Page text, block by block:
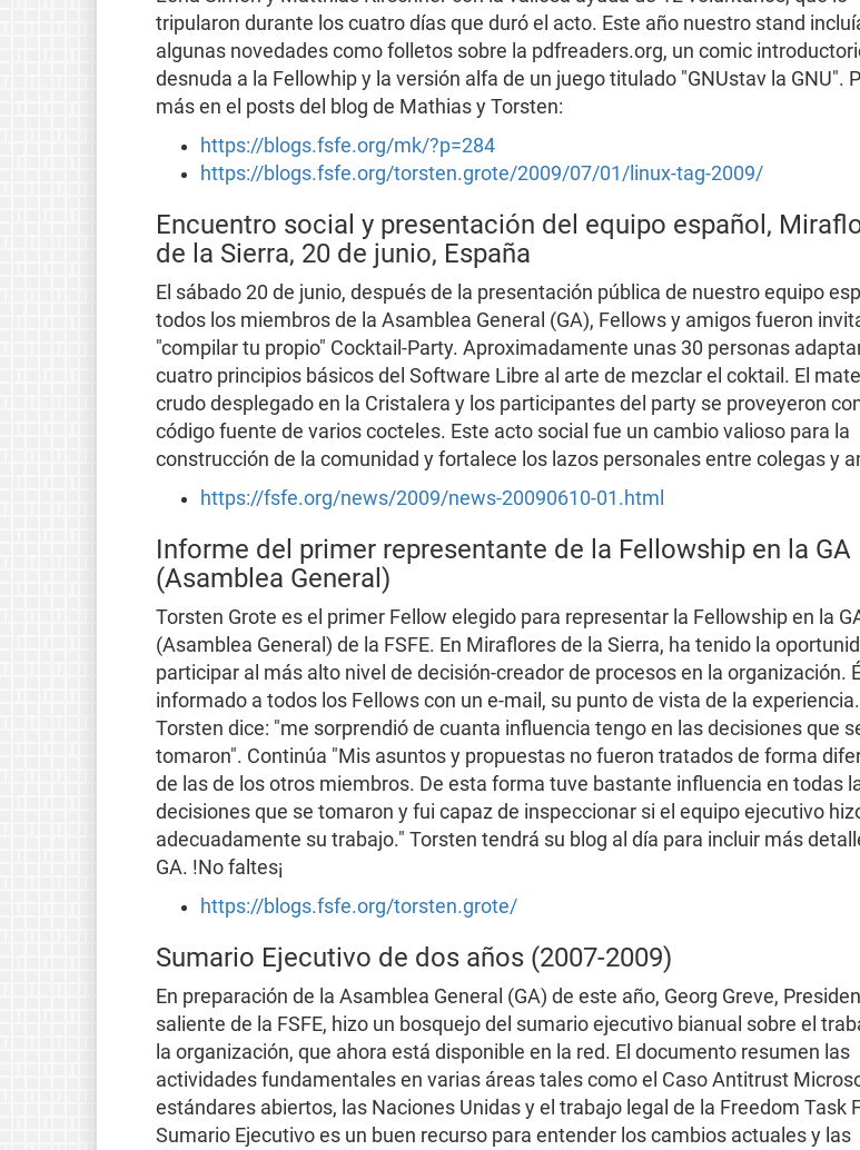
tripularon durante los cuatro días que duró el acto. Este año nuestro stand
algunas novedades como folletos sobre la pdfreaders.org, un comic
desnuda a la Fellowhip y la versión alfa de un juego titulado "GNUstav la GNU".
más en el posts del blog de Mathias y Torsten:
https://blogs.fsfe.org/mk/?p=284
https://blogs.fsfe.org/torsten.grote/2009/07/01/linux-tag-2009/
Encuentro social y presentación del equipo español,
de la Sierra, 20 de junio, España
El sábado 20 de junio, después de la presentación pública de nuestro equipo
todos los miembros de la Asamblea General (GA), Fellows y amigos fueron
"compilar tu propio" Cocktail-Party. Aproximadamente unas 30 personas
cuatro principios básicos del Software Libre al arte de mezclar el coktail. El
crudo desplegado en la Cristalera y los participantes del party se proveyeron
código fuente de varios cocteles. Este acto social fue un cambio valioso para la
construcción de la comunidad y fortalece los lazos personales entre colegas y
https://fsfe.org/news/2009/news-20090610-01.html
Informe del primer representante de la Fellowship en la GA
(Asamblea General)
Torsten Grote es el primer Fellow elegido para representar la Fellowship en la
(Asamblea General) de la FSFE. En Miraflores de la Sierra, ha tenido la
participar al más alto nivel de decisión-creador de procesos en la organización.
informado a todos los Fellows con un e-mail, su punto de vista de la experiencia.
Torsten dice: "me sorprendió de cuanta influencia tengo en las decisiones que
tomaron". Continúa "Mis asuntos y propuestas no fueron tratados de forma
de las de los otros miembros. De esta forma tuve bastante influencia en todas
decisiones que se tomaron y fui capaz de inspeccionar si el equipo ejecutivo
adecuadamente su trabajo." Torsten tendrá su blog al día para incluir más
GA. !No faltes¡
https://blogs.fsfe.org/torsten.grote/
Sumario Ejecutivo de dos años (2007-2009)
En preparación de la Asamblea General (GA) de este año, Georg Greve,
saliente de la FSFE, hizo un bosquejo del sumario ejecutivo bianual sobre el
la organización, que ahora está disponible en la red. El documento resumen las
actividades fundamentales en varias áreas tales como el Caso Antitrust
estándares abiertos, las Naciones Unidas y el trabajo legal de la Freedom Task
Sumario Ejecutivo es un buen recurso para entender los cambios actuales y las